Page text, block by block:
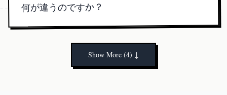
何が違うのですか？
則についてモデルを訓練しており、さらにすべて
の画像は人間の芸術的な手直しを受けています。
Show More (4) ↓